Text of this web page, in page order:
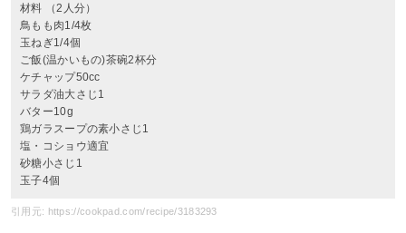
材料 （2人分）
鳥もも肉1/4枚
玉ねぎ1/4個
ご飯(温かいもの)茶碗2杯分
ケチャップ50cc
サラダ油大さじ1
バター10g
鶏ガラスープの素小さじ1
塩・コショウ適宜
砂糖小さじ1
玉子4個
引用元: https://cookpad.com/recipe/3183293